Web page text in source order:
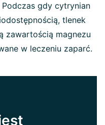
gdy cytrynian
tlenek
zawartością magnezu
w leczeniu zaparć.